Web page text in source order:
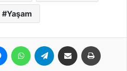
Yaşam
MessengerWhatsAppTelegram E-Posta ile paylaş